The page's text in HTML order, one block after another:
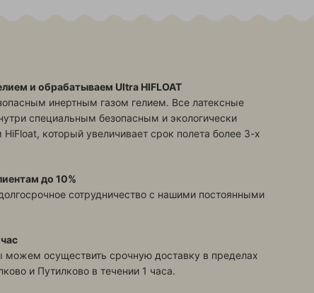
и обрабатываем Ultra HIFLOAT
инертным газом гелием. Все латексные
специальным безопасным и экологически
который увеличивает срок полета более 3-х
до 10%
сотрудничество с нашими постоянными
осуществить срочную доставку в пределах
и Путилково в течении 1 часа.